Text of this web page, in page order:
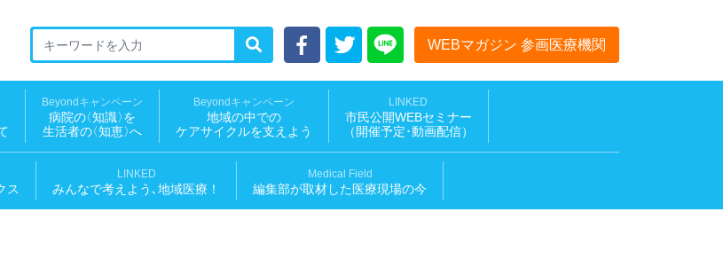
ーシャルNEWS
WEBマガジン 参画医療機関
Beyondキャンペーン
病院の〈知識〉を
生活者の〈知恵〉へ
Beyondキャンペーン
地域の中での
ケアサイクルを支えよう
LINKED
市民公開WEBセミナー
（開催予定･動画配信）
ス
LINKED
みんなで考えよう､地域医療！
Medical Field
編集部が取材した医療現場の今